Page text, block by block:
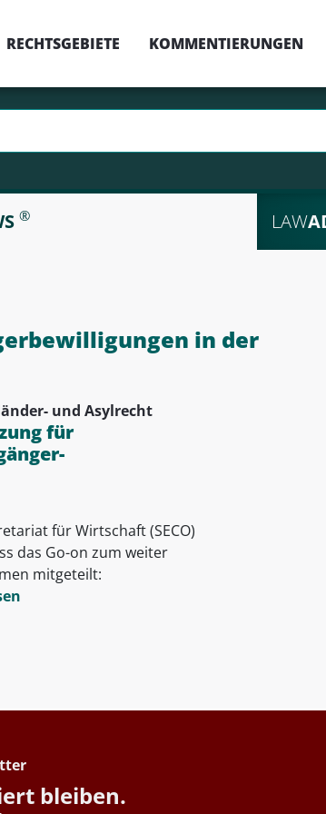
RECHTSGEBIETE KOMMENTIERUNGEN
® LAW
in der
und Asylrecht
für
für Wirtschaft (SECO)
das Go-on zum weiter
mitgeteilt:
bleiben.